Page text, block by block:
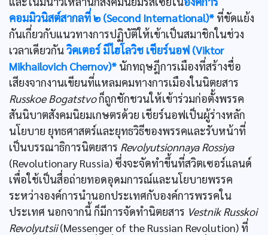
คอมมิวนิสต์สากลที่ ๒ (Second International)* ที่ขัดแย้ง
กันเกี่ยวกับแนวทางการปฏิบัติให้เข้าเป็นสมาชิกในช่วง
เวลาเดียวกันวิคเตอร์ มีไฮโลวิช เชียร์นอฟ (Viktor
Mikhailovich Chernov)* นักทฤษฎีการเมืองที่สร้างชื่อ
เสียงจากงานเขียนที่แหลมคมทางการเมืองในนิตยสาร
Russkoe Bogatstvoก็ถูกชักชวนให้เข้าร่วมก่อตั้งพรรค
สันนิบาตสังคมนิยมเกษตรด้วย เชียร์นอฟเป็นผู้ร่างหลัก
นโยบาย ยุทธศาสตร์และยุทธวิธีของพรรคและรับหน้าที่
เป็นบรรณาธิการนิตยสาร Revolyutsionnaya Rossiya
(Revolutionary Russia) ซึ่งจะจัดทำขึ้นที่สวิตเซอร์แลนด์
เพื่อใช้เป็นสื่อถ่ายทอดอุดมการณ์และนโยบายพรรค
ระหว่างองค์การนำนอกประเทศกับองค์การพรรคใน
ประเทศ นอกจากนี้ ก็มีการจัดทำนิตยสาร Vestnik Russkoi
Revolyutsii(Messenger of the Russian Revolution) ที่